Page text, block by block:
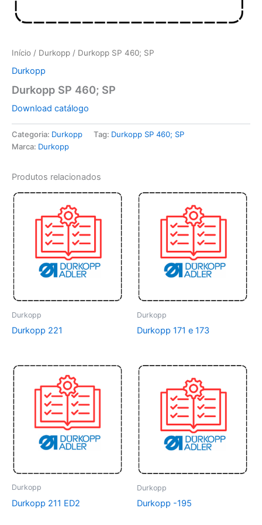
Início / Durkopp / Durkopp SP 460; SP
Durkopp
Durkopp SP 460; SP
Download catálogo
Categoria: Durkopp Tag: Durkopp SP 460; SP
Marca: Durkopp
Produtos relacionados
Durkopp
Durkopp 221
Durkopp
Durkopp 171 e 173
Durkopp
Durkopp 211 ED2
Durkopp
Durkopp -195